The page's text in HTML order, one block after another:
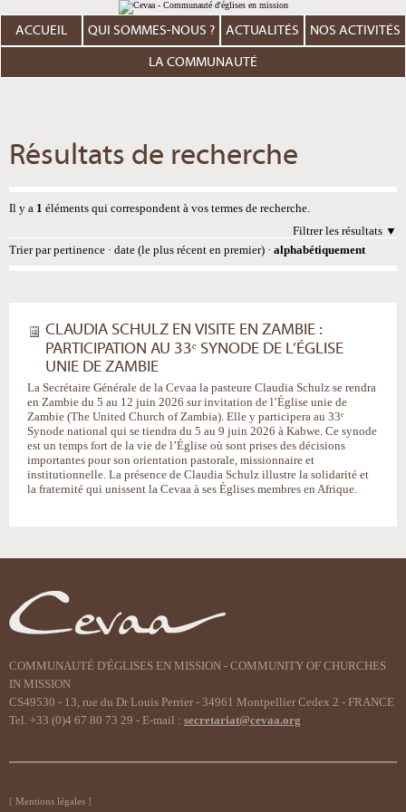
au
contenu.
Aller
personnels
ACCUEIL QUI SOMMES-NOUS ? ACTUALITÉS NOS ACTIVITÉS
LA COMMUNAUTÉ
Résultats de recherche
Il y a 1 éléments qui correspondent à vos termes de recherche.
Filtrer les résultats
Trier par pertinence · date (le plus récent en premier) · alphabétiquement
CLAUDIA SCHULZ EN VISITE EN ZAMBIE :
PARTICIPATION AU 33ᵉ SYNODE DE L’ÉGLISE
UNIE DE ZAMBIE
La Secrétaire Générale de la Cevaa la pasteure Claudia Schulz se rendra
en Zambie du 5 au 12 juin 2026 sur invitation de l’Église unie de
Zambie (The United Church of Zambia). Elle y participera au 33ᵉ
Synode national qui se tiendra du 5 au 9 juin 2026 à Kabwe. Ce synode
est un temps fort de la vie de l’Église où sont prises des décisions
importantes pour son orientation pastorale, missionnaire et
institutionnelle. La présence de Claudia Schulz illustre la solidarité et
la fraternité qui unissent la Cevaa à ses Églises membres en Afrique.
COMMUNAUTÉ D'ÉGLISES EN MISSION - COMMUNITY OF CHURCHES
IN MISSION
CS49530 - 13, rue du Dr Louis Perrier - 34961 Montpellier Cedex 2 - FRANCE
Tel. +33 (0)4 67 80 73 29 - E-mail : secretariat@cevaa.org
Mentions légales